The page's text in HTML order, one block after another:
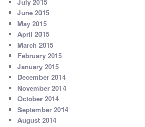
June 2015
May 2015
April 2015
March 2015
February 2015
January 2015
December 2014
November 2014
October 2014
September 2014
August 2014